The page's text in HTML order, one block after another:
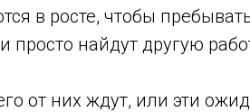
в росте, чтобы
просто найдут другую
от них ждут, или эти